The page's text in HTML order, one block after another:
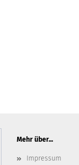
Mehr über...
Impressum